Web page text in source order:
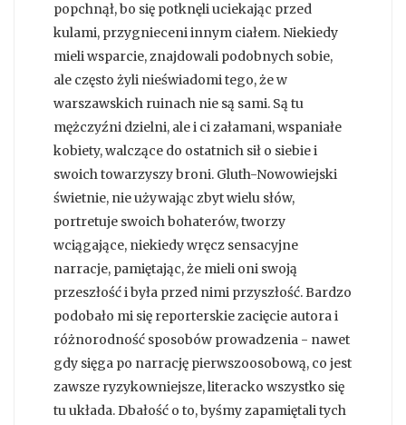
popchnął, bo się potknęli uciekając przed
kulami, przygnieceni innym ciałem. Niekiedy
mieli wsparcie, znajdowali podobnych sobie,
ale często żyli nieświadomi tego, że w
warszawskich ruinach nie są sami. Są tu
mężczyźni dzielni, ale i ci załamani, wspaniałe
kobiety, walczące do ostatnich sił o siebie i
swoich towarzyszy broni. Gluth-Nowowiejski
świetnie, nie używając zbyt wielu słów,
portretuje swoich bohaterów, tworzy
wciągające, niekiedy wręcz sensacyjne
narracje, pamiętając, że mieli oni swoją
przeszłość i była przed nimi przyszłość. Bardzo
podobało mi się reporterskie zacięcie autora i
różnorodność sposobów prowadzenia - nawet
gdy sięga po narrację pierwszoosobową, co jest
zawsze ryzykowniejsze, literacko wszystko się
tu układa. Dbałość o to, byśmy zapamiętali tych